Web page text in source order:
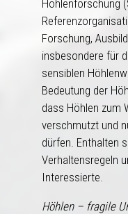
Höhlenforschung
Forschung,
insbesondere für
sensiblen
Bedeutung der
dass Höhlen zum
verschmutzt und
dürfen. Enthalten
Verhaltensregeln
Interessierte.
Höhlen – fragile